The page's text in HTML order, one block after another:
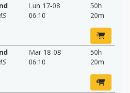
Lun 17-08
06:10
50h
20m
Mar 18-08
06:10
50h
20m